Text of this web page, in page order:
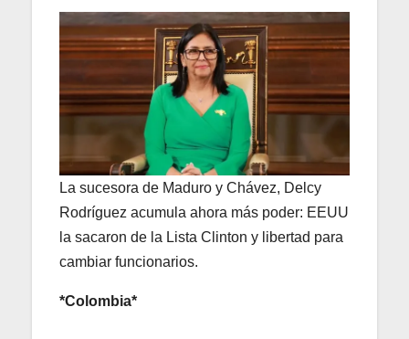
La sucesora de Maduro y Chávez, Delcy
Rodríguez acumula ahora más poder: EEUU
la sacaron de la Lista Clinton y libertad para
cambiar funcionarios.
*Colombia*